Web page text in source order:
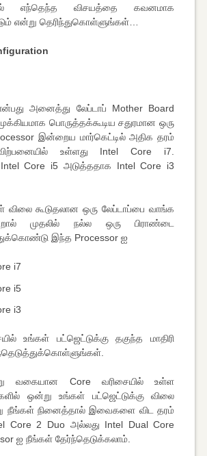
எந்தெந்த விசயத்தை கவனமாக
என்று தெரிந்துகொள்ளுங்கள்…
அனைத்து லேப்டாப் Mother Board
பொருத்தக்கூடிய சதுரமான ஒரு
இன்றைய மார்கெட்டில் அதிக தரம்
உள்ளது Intel Core i7.
Core i5 அடுத்ததாக Intel Core i3
கூடுதலான ஒரு லேப்டாப்பை வாங்க
முதலில் நல்ல ஒரு பிராண்டை
இந்த Processor ஐ
i7
i5
i3
உங்கள் பட்ஜெட்டுக்கு தகுந்த மாதிரி
வகையான Core வரிசையில் உள்ள
ஒன்று உங்கள் பட்ஜெட்டுக்கு விலை
நீங்கள் நினைத்தால் இவைகளை விட தரம்
Core 2 Duo அல்லது Intel Dual Core
ஐ நீங்கள் தேர்ந்தெடுக்கலாம்.